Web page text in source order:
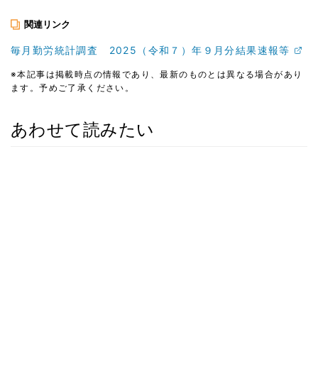
関連リンク
毎月勤労統計調査 2025（令和７）年９月分結果速報等
※本記事は掲載時点の情報であり、最新のものとは異なる場合があり
ます。予めご了承ください。
あわせて読みたい